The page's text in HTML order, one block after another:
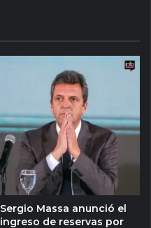
Sergio Massa anunció el
ingreso de reservas por